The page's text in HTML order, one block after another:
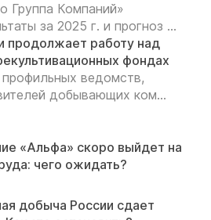
Группа Компаний»
за 2025 г. и прогноз ...
продолжает работу над
фондах
ведомств,
добывающих ком...
«Альфа» скоро выйдет на
чего ожидать?
добыча России сдает